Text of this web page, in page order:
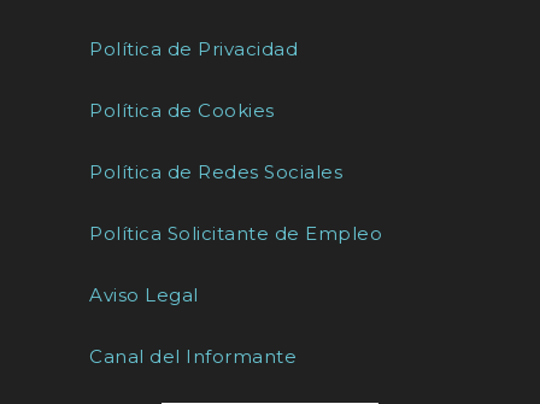
Política de Privacidad
Política de Cookies
Política de Redes Sociales
Política Solicitante de Empleo
Aviso Legal
Canal del Informante